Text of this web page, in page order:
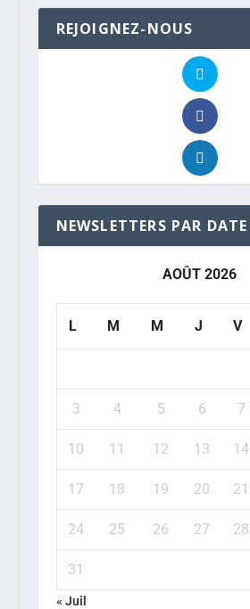
REJOIGNEZ-NOUS
NEWSLETTERS PAR DATE
AOÛT 2026
L M M J V
3 4 5 6 7
10 11 12 13 14
17 18 19 20 21
24 25 26 27 28
31
« Juil